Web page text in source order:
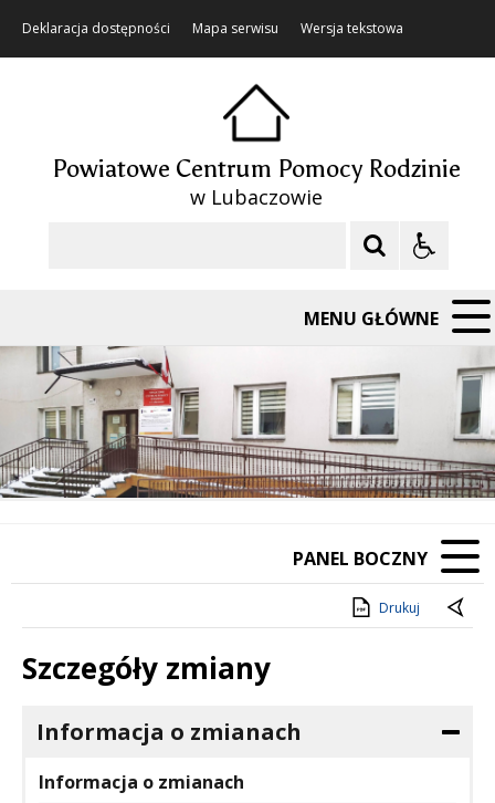
Deklaracja dostępności Mapa serwisu Wersja tekstowa
Powiatowe Centrum Pomocy Rodzinie
w Lubaczowie
MENU GŁÓWNE
PANEL BOCZNY
Drukuj
Szczegóły zmiany
Informacja o zmianach
Informacja o zmianach